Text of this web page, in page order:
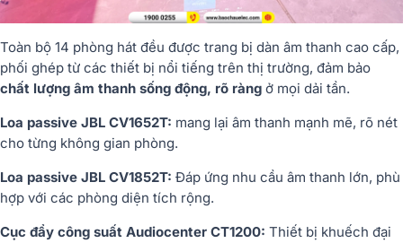
Toàn bộ 14 phòng hát đều được trang bị dàn âm thanh cao cấp,
phối ghép từ các thiết bị nổi tiếng trên thị trường, đảm bảo
chất lượng âm thanh sống động, rõ ràng ở mọi dải tần.
Loa passive JBL CV1652T: mang lại âm thanh mạnh mẽ, rõ nét
cho từng không gian phòng.
Loa passive JBL CV1852T: Đáp ứng nhu cầu âm thanh lớn, phù
hợp với các phòng diện tích rộng.
Cục đẩy công suất Audiocenter CT1200: Thiết bị khuếch đại